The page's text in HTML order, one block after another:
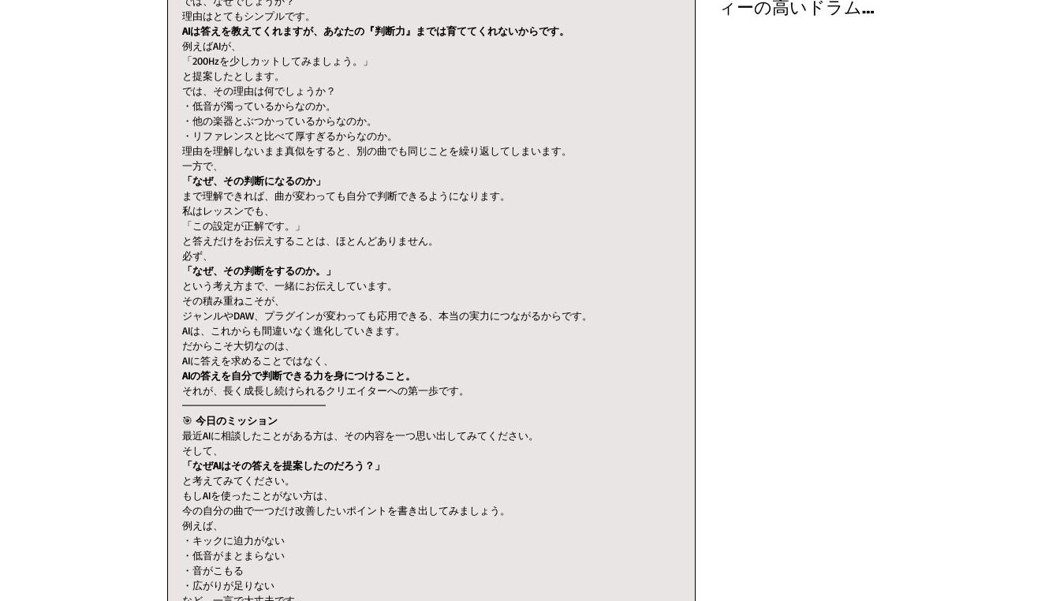
理由はとてもシンプルです。
AIは答えを教えてくれますが、あなたの『判断力』までは育ててくれないからです。
例えばAIが、
「200Hzを少しカットしてみましょう。」
と提案したとします。
では、その理由は何でしょうか？
・低音が濁っているからなのか。
・他の楽器とぶつかっているからなのか。
・リファレンスと比べて厚すぎるからなのか。
理由を理解しないまま真似をすると、別の曲でも同じことを繰り返してしまいます。
一方で、
「なぜ、その判断になるのか」
まで理解できれば、曲が変わっても自分で判断できるようになります。
私はレッスンでも、
「この設定が正解です。」
と答えだけをお伝えすることは、ほとんどありません。
必ず、
「なぜ、その判断をするのか。」
という考え方まで、一緒にお伝えしています。
その積み重ねこそが、
ジャンルやDAW、プラグインが変わっても応用できる、本当の実力につながるからです。
AIは、これからも間違いなく進化していきます。
だからこそ大切なのは、
AIに答えを求めることではなく、
AIの答えを自分で判断できる力を身につけること。
それが、長く成長し続けられるクリエイターへの第一歩です。
━━━━━━━━━━━━━━
🎯 今日のミッション
最近AIに相談したことがある方は、その内容を一つ思い出してみてください。
そして、
「なぜAIはその答えを提案したのだろう？」
と考えてみてください。
もしAIを使ったことがない方は、
今の自分の曲で一つだけ改善したいポイントを書き出してみましょう。
例えば、
・キックに迫力がない
・低音がまとまらない
・音がこもる
・広がりが足りない
ィーの高いドラムサ